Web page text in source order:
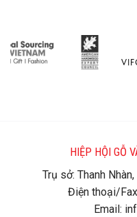
HIỆP HỘI GỖ
Trụ sở: Thanh
Điện thoại/
Email: